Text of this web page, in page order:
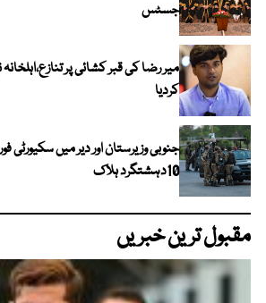
جسٹس
میر رضا کی قبر کشائی پر
کردیا
جنوبی وزیرستان اور دیر میں سکیورٹی
10دہشتگرد ہلاک
مقبول ترین خبریں